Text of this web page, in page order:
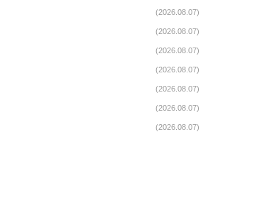
(2026.08.07)
(2026.08.07)
(2026.08.07)
(2026.08.07)
(2026.08.07)
(2026.08.07)
(2026.08.07)